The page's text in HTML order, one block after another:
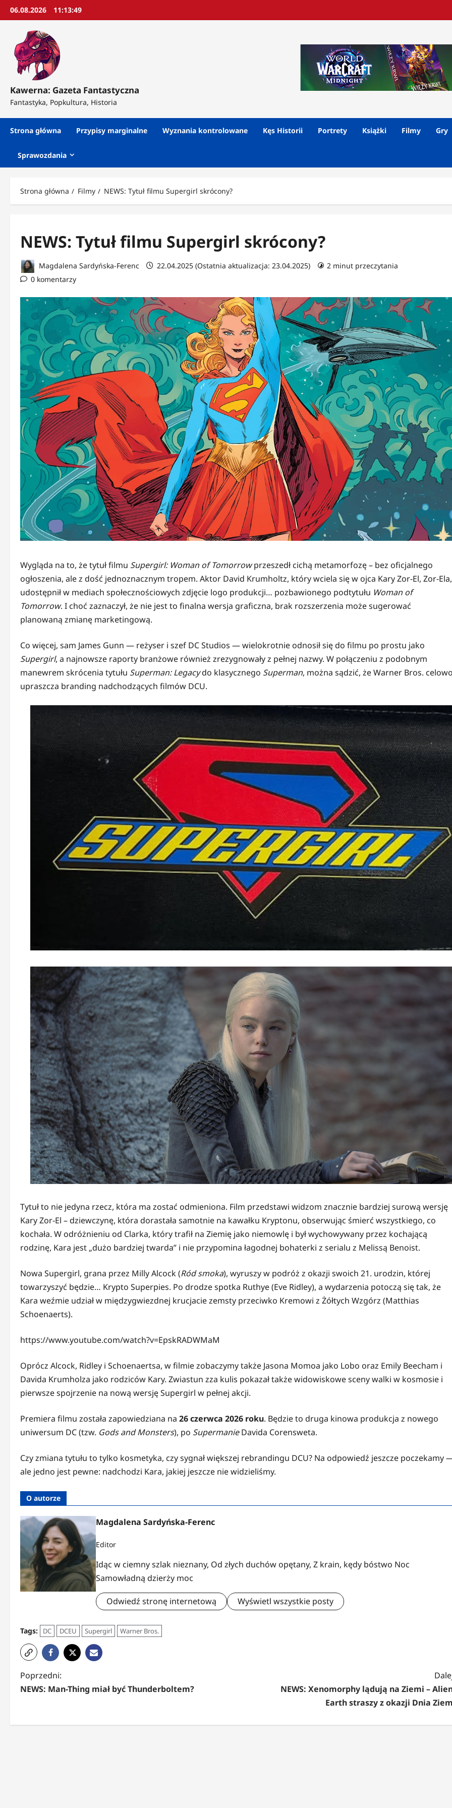
Przejdź
06.08.2026 11:13:51
Kawerna: Gazeta Fantastyczna
Fantastyka, Popkultura, Historia
Strona główna Przypisy marginalne Wyznania kontrolowane Kęs Historii Portrety Książki Filmy Gry
Sprawozdania
Strona główna Filmy NEWS: Tytuł filmu Supergirl skrócony?
NEWS: Tytuł filmu Supergirl skrócony?
Magdalena Sardyńska-Ferenc 22.04.2025 (Ostatnia aktualizacja: 23.04.2025)
2 minut przeczytania
0 komentarzy
Wygląda na to, że tytuł filmu Supergirl: Woman of Tomorrowprzeszedł cichą metamorfozę – bez oficjalnego
ogłoszenia, ale z dość jednoznacznym tropem. Aktor David Krumholtz, który wciela się w ojca Kary Zor-El, Zor-Ela,
udostępnił w mediach społecznościowych zdjęcie logo produkcji… pozbawionego podtytułu Woman of
Tomorrow. I choć zaznaczył, że nie jest to finalna wersja graficzna, brak rozszerzenia może sugerować
planowaną zmianę marketingową.
Co więcej, sam James Gunn — reżyser i szef DC Studios — wielokrotnie odnosił się do filmu po prostu jako
Supergirl, a najnowsze raporty branżowe również zrezygnowały z pełnej nazwy. W połączeniu z podobnym
manewrem skrócenia tytułu Superman: Legacydo klasycznego Superman, można sądzić, że Warner Bros.
upraszcza branding nadchodzących filmów DCU.
Tytuł to nie jedyna rzecz, która ma zostać odmieniona. Film przedstawi widzom znacznie bardziej surową wersję
Kary Zor-El – dziewczynę, która dorastała samotnie na kawałku Kryptonu, obserwując śmierć wszystkiego, co
kochała. W odróżnieniu od Clarka, który trafił na Ziemię jako niemowlę i był wychowywany przez kochającą
rodzinę, Kara jest „dużo bardziej twarda” i nie przypomina łagodnej bohaterki z serialu z Melissą Benoist.
Nowa Supergirl, grana przez Milly Alcock (Ród smoka), wyruszy w podróż z okazji swoich 21. urodzin, której
towarzyszyć będzie… Krypto Superpies. Po drodze spotka Ruthye (Eve Ridley), a wydarzenia potoczą się tak, że
Kara weźmie udział w międzygwiezdnej krucjacie zemsty przeciwko Kremowi z Żółtych Wzgórz (Matthias
Schoenaerts).
https://www.youtube.com/watch?v=EpskRADWMaM
Oprócz Alcock, Ridley i Schoenaertsa, w filmie zobaczymy także Jasona Momoa jako Lobo oraz Emily Beecham i
Davida Krumholza jako rodziców Kary. Zwiastun zza kulis pokazał także widowiskowe sceny walki w kosmosie i
pierwsze spojrzenie na nową wersję Supergirl w pełnej akcji.
Premiera filmu została zapowiedziana na 26 czerwca 2026 roku. Będzie to druga kinowa produkcja z nowego
uniwersum DC (tzw. Gods and Monsters), po SupermanieDavida Corensweta.
Czy zmiana tytułu to tylko kosmetyka, czy sygnał większej rebrandingu DCU? Na odpowiedź jeszcze poczekamy
ale jedno jest pewne: nadchodzi Kara, jakiej jeszcze nie widzieliśmy.
O autorze
Magdalena Sardyńska-Ferenc
Editor
Idąc w ciemny szlak nieznany, Od złych duchów opętany, Z krain, kędy bóstwo Noc
Samowładną dzierży moc
Odwiedź stronę internetową Wyświetl wszystkie posty
Tags: DC DCEU Supergirl Warner Bros.
Z
o
Poprzedni:
NEWS: Man-Thing miał być Thunderboltem?
NEWS: Xenomorphy lądują na Ziemi –
Earth straszy z okazji Dnia